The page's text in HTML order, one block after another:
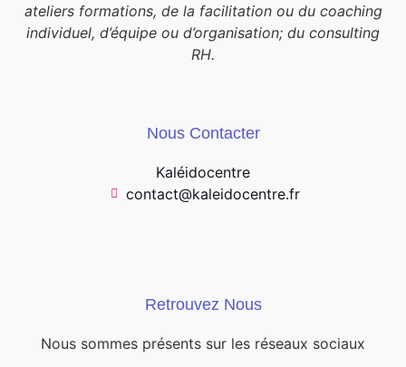
ateliers formations, de la facilitation ou du coaching
individuel, d’équipe ou d’organisation; du consulting
RH.
Nous Contacter
Kaléidocentre
contact@kaleidocentre.fr
Retrouvez Nous
Nous sommes présents sur les réseaux sociaux